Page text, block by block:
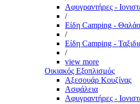
Αφυγραντήρες -
/
Είδη Camping -
/
Είδη Camping -
/
view more
Οικιακός Εξοπλισμός
Αξεσουάρ Κουζίνας
Ασφάλεια
Αφυγραντήρες -